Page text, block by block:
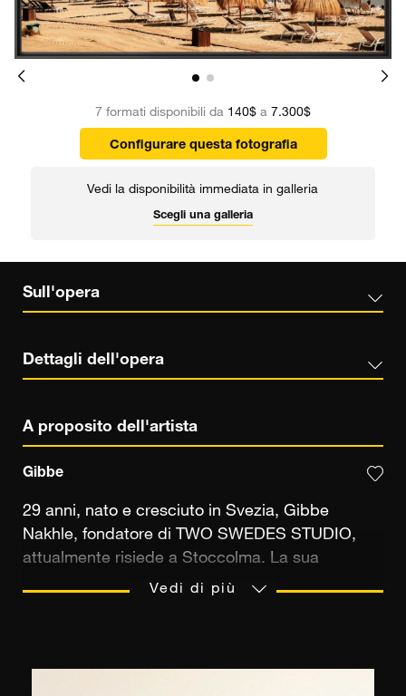
7 formati disponibili da 140$ a 7.300$
Configurare questa fotografia
Vedi la disponibilità immediata in galleria
Scegli una galleria
Sull'opera
Dettagli dell'opera
A proposito dell'artista
Gibbe
29 anni, nato e cresciuto in Svezia, Gibbe
Nakhle, fondatore di TWO SWEDES STUDIO,
attualmente risiede a Stoccolma. La sua
passione per la fotografia e la videografia è
Vedi di più